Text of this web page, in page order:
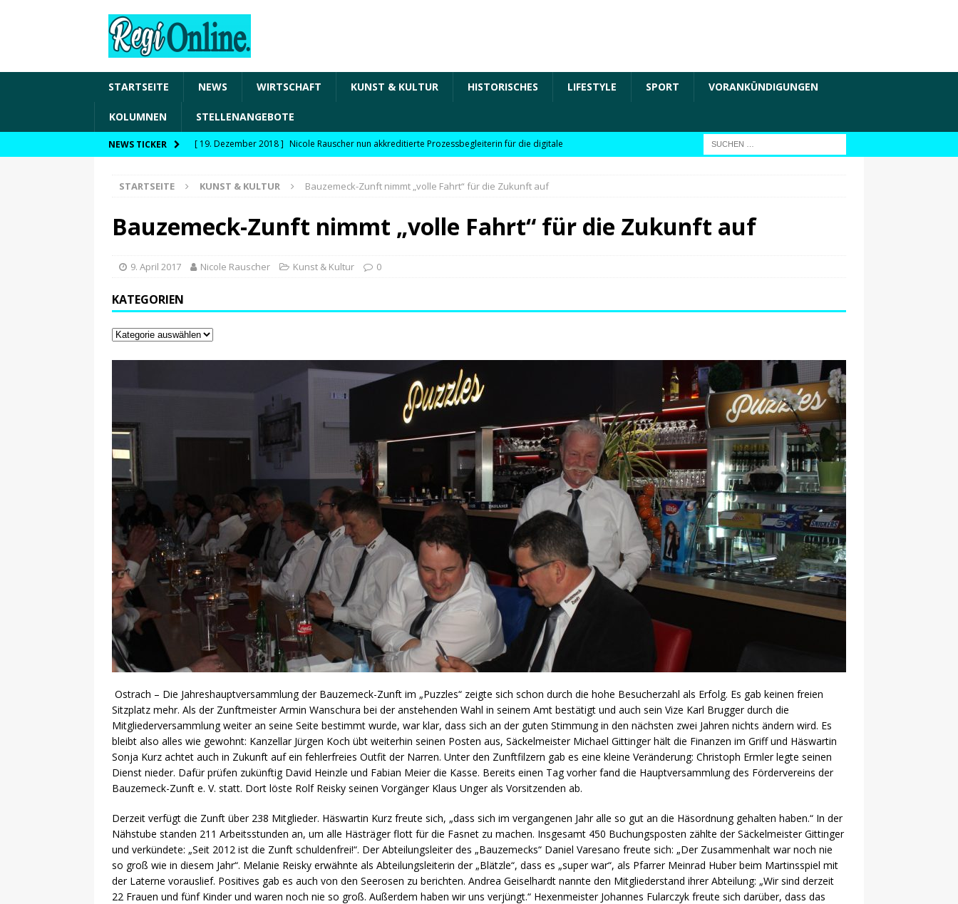
STARTSEITE NEWS WIRTSCHAFT KUNST & KULTUR HISTORISCHES LIFESTYLE SPORT VORANKÜNDIGUNGEN
KOLUMNEN STELLENANGEBOTE
NEWS TICKER [ 19. Dezember 2018 ] Nicole Rauscher nun akkreditierte Prozessbegleiterin für die digitale
WIRTSCHAFT
[ 19. Dezember 2018 ]
Nicole Rauscher nun akkreditierte Beraterin zu Themen wie
Fachkräftesicherung, moderne Personalpolitik, familienfreundliches Unternehmen und weitere
förderfähige Handlungsfelder für KMU
WIRTSCHAFT
[ 30. Dezember 2020 ] FDP will digitale Lösungen für den Einzelhandel Lindauer Zeitung –
29.12.2020
[ 24. Dezember 2020 ] Selbständigen und freien Mitarbeitern mehr Raum geben wegen Corona
Nützliche Informationen für Unternehmen die von der Corona-Krise betroffen
sind!
[ 17. März 2020 ]
Wichtige Informationen über das von der Bundesregierung veröffentlichte
Schutzschild für Beschäftigte und Unternehmen
WIRTSCHAFT
[ 18. Dezember 2019 ]
Der Mitarbeiter*in als Kraft für neue Konzepte und Innovationen
WIRTSCHAFT
STARTSEITE KUNST & KULTUR Bauzemeck-Zunft nimmt „volle Fahrt“ für die Zukunft auf
Bauzemeck-Zunft nimmt „volle Fahrt“ für die Zukunft auf
9. April 2017 Nicole Rauscher Kunst & Kultur 0
KATEGORIEN
Ostrach – Die Jahreshauptversammlung der Bauzemeck-Zunft im „Puzzles“ zeigte sich schon durch die hohe Besucherzahl als Erfolg. Es gab keinen freien
Sitzplatz mehr. Als der Zunftmeister Armin Wanschura bei der anstehenden Wahl in seinem Amt bestätigt und auch sein Vize Karl Brugger durch die
Mitgliederversammlung weiter an seine Seite bestimmt wurde, war klar, dass sich an der guten Stimmung in den nächsten zwei Jahren nichts ändern wird. Es
bleibt also alles wie gewohnt: Kanzellar Jürgen Koch übt weiterhin seinen Posten aus, Säckelmeister Michael Gittinger hält die Finanzen im Griff und Häswartin
Sonja Kurz achtet auch in Zukunft auf ein fehlerfreies Outfit der Narren. Unter den Zunftfilzern gab es eine kleine Veränderung: Christoph Ermler legte seinen
Dienst nieder. Dafür prüfen zukünftig David Heinzle und Fabian Meier die Kasse. Bereits einen Tag vorher fand die Hauptversammlung des Fördervereins der
Bauzemeck-Zunft e. V. statt. Dort löste Rolf Reisky seinen Vorgänger Klaus Unger als Vorsitzenden ab.
Derzeit verfügt die Zunft über 238 Mitglieder. Häswartin Kurz freute sich, „dass sich im vergangenen Jahr alle so gut an die Häsordnung gehalten haben.“ In der
Nähstube standen 211 Arbeitsstunden an, um alle Hästräger flott für die Fasnet zu machen. Insgesamt 450 Buchungsposten zählte der Säckelmeister Gittinger
und verkündete: „Seit 2012 ist die Zunft schuldenfrei!“. Der Abteilungsleiter des „Bauzemecks“ Daniel Varesano freute sich: „Der Zusammenhalt war noch nie
so groß wie in diesem Jahr“. Melanie Reisky erwähnte als Abteilungsleiterin der „Blätzle“, dass es „super war“, als Pfarrer Meinrad Huber beim Martinsspiel mit
der Laterne vorauslief. Positives gab es auch von den Seerosen zu berichten. Andrea Geiselhardt nannte den Mitgliederstand ihrer Abteilung: „Wir sind derzeit
22 Frauen und fünf Kinder und waren noch nie so groß. Außerdem haben wir uns verjüngt.“ Hexenmeister Johannes Fularczyk freute sich darüber, dass das